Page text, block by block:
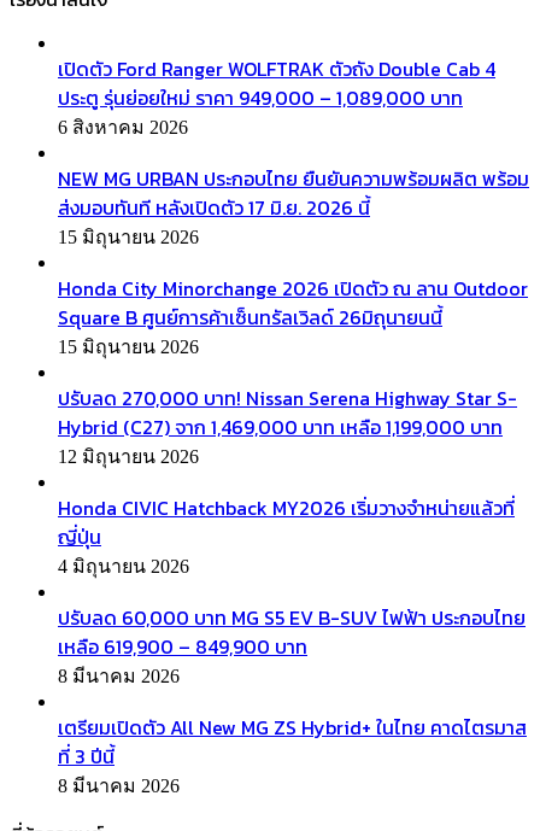
เปิดตัว Ford Ranger WOLFTRAK ตัวถัง Double Cab 4
ประตู รุ่นย่อยใหม่ ราคา 949,000 – 1,089,000 บาท
6 สิงหาคม 2026
NEW MG URBAN ประกอบไทย ยืนยันความพร้อมผลิต พร้อม
ส่งมอบทันที หลังเปิดตัว 17 มิ.ย. 2026 นี้
15 มิถุนายน 2026
Honda City Minorchange 2026 เปิดตัว ณ ลาน Outdoor
Square B ศูนย์การค้าเซ็นทรัลเวิลด์ 26มิถุนายนนี้
15 มิถุนายน 2026
ปรับลด 270,000 บาท! Nissan Serena Highway Star S-
Hybrid (C27) จาก 1,469,000 บาท เหลือ 1,199,000 บาท
12 มิถุนายน 2026
Honda CIVIC Hatchback MY2026 เริ่มวางจำหน่ายแล้วที่
ญี่ปุ่น
4 มิถุนายน 2026
ปรับลด 60,000 บาท MG S5 EV B-SUV ไฟฟ้า ประกอบไทย
เหลือ 619,900 – 849,900 บาท
8 มีนาคม 2026
เตรียมเปิดตัว All New MG ZS Hybrid+ ในไทย คาดไตรมาส
ที่ 3 ปีนี้
8 มีนาคม 2026